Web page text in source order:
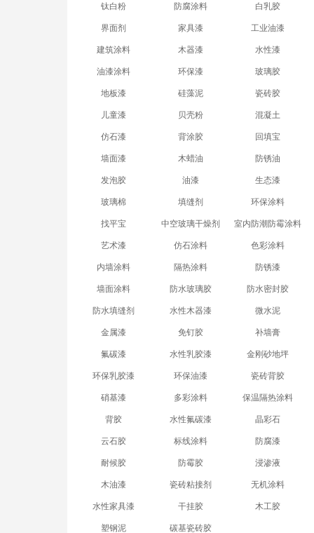
钛白粉 防腐涂料 白乳胶
界面剂 家具漆 工业油漆
建筑涂料 木器漆 水性漆
油漆涂料 环保漆 玻璃胶
地板漆 硅藻泥 瓷砖胶
儿童漆 贝壳粉 混凝土
仿石漆 背涂胶 回填宝
墙面漆 木蜡油 防锈油
发泡胶 油漆 生态漆
玻璃棉 填缝剂 环保涂料
找平宝 中空玻璃干燥剂 室内防潮防霉涂料
艺术漆 仿石涂料 色彩涂料
内墙涂料 隔热涂料 防锈漆
墙面涂料 防水玻璃胶 防水密封胶
防水填缝剂 水性木器漆 微水泥
金属漆 免钉胶 补墙膏
氟碳漆 水性乳胶漆 金刚砂地坪
环保乳胶漆 环保油漆 瓷砖背胶
硝基漆 多彩涂料 保温隔热涂料
背胶 水性氟碳漆 晶彩石
云石胶 标线涂料 防腐漆
耐候胶 防霉胶 浸渗液
木油漆 瓷砖粘接剂 无机涂料
水性家具漆 干挂胶 木工胶
塑钢泥 碳基瓷砖胶